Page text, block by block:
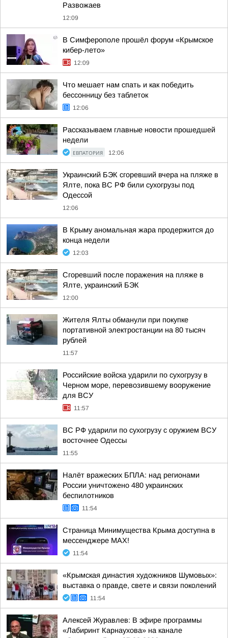
Развожаев
12:09
В Симферополе прошёл форум «Крымское
кибер-лето»
12:09
Что мешает нам спать и как победить
бессонницу без таблеток
12:06
Рассказываем главные новости прошедшей
недели
ЕВПАТОРИЯ 12:06
Украинский БЭК сгоревший вчера на пляже в
Ялте, пока ВС РФ били сухогрузы под
Одессой
12:06
В Крыму аномальная жара продержится до
конца недели
12:03
Сгоревший после поражения на пляже в
Ялте, украинский БЭК
12:00
Жителя Ялты обманули при покупке
портативной электростанции на 80 тысяч
рублей
11:57
Российские войска ударили по сухогрузу в
Черном море, перевозившему вооружение
для ВСУ
11:57
ВС РФ ударили по сухогрузу с оружием ВСУ
восточнее Одессы
11:55
Налёт вражеских БПЛА: над регионами
России уничтожено 480 украинских
беспилотников
11:54
Страница Минимущества Крыма доступна в
мессенджере МАХ!
11:54
«Крымская династия художников Шумовых»:
выставка о правде, свете и связи поколений
11:54
Алексей Журавлев: В эфире программы
«Лабиринт Карнаухова» на канале